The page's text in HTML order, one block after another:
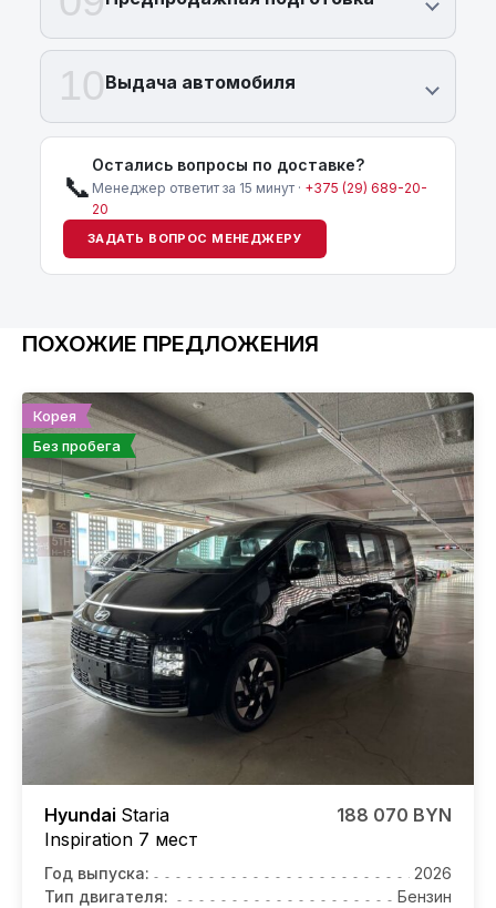
10Выдача автомобиля
📞
Остались вопросы по доставке?
Менеджер ответит за 15 минут · +375 (29) 689-20-
20
ЗАДАТЬ ВОПРОС МЕНЕДЖЕРУ
ПОХОЖИЕ ПРЕДЛОЖЕНИЯ
Корея
Без пробега
Hyundai Staria
Inspiration 7 мест
188 070 BYN
Год выпуска:
2026
Тип двигателя:
Бензин